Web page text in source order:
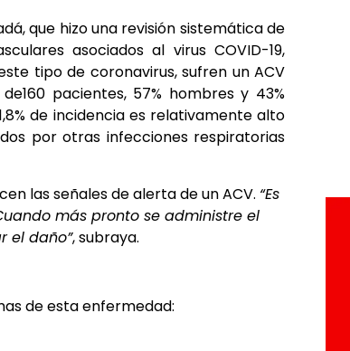
que hizo una revisión sistemática de
asociados al virus COVID-19,
tipo de coronavirus, sufren un ACV
pacientes, 57% hombres y 43%
de incidencia es relativamente alto
por otras infecciones respiratorias
las señales de alerta de un ACV. “Es
más pronto se administre el
el daño”, subraya.
de esta enfermedad: